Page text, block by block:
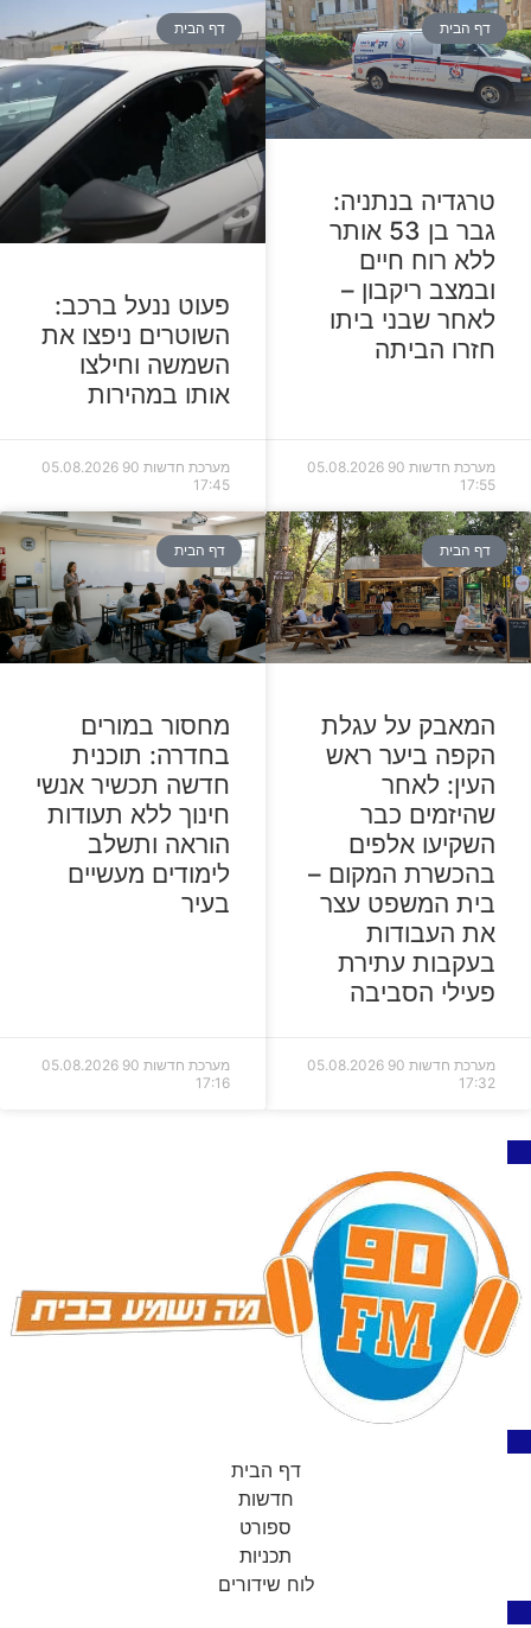
דף הבית
טרגדיה בנתניה:
גבר בן 53 אותר
ללא רוח חיים
ובמצב ריקבון –
לאחר שבני ביתו
חזרו הביתה
מערכת חדשות 90
05.08.2026
17:55
דף הבית
פעוט ננעל ברכב:
השוטרים ניפצו את
השמשה וחילצו
אותו במהירות
מערכת חדשות 90
05.08.2026
17:45
דף הבית
המאבק על עגלת
הקפה ביער ראש
העין: לאחר
שהיזמים כבר
השקיעו אלפים
בהכשרת המקום –
בית המשפט עצר
את העבודות
בעקבות עתירת
פעילי הסביבה
מערכת חדשות 90
05.08.2026
17:32
דף הבית
מחסור במורים
בחדרה: תוכנית
חדשה תכשיר אנשי
חינוך ללא תעודות
הוראה ותשלב
לימודים מעשיים
בעיר
מערכת חדשות 90
05.08.2026
17:16
דף הבית
חדשות
ספורט
תכניות
לוח שידורים